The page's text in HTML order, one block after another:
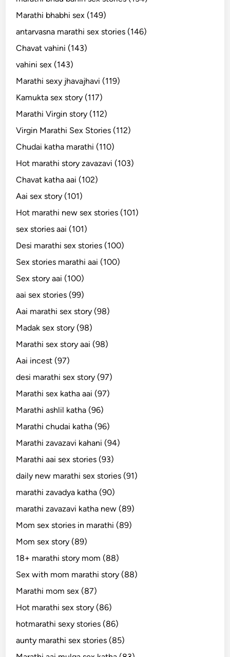
Marathi bhabhi sex (149)
antarvasna marathi sex stories (146)
Chavat vahini (143)
vahini sex (143)
Marathi sexy jhavajhavi (119)
Kamukta sex story (117)
Marathi Virgin story (112)
Virgin Marathi Sex Stories (112)
Chudai katha marathi (110)
Hot marathi story zavazavi (103)
Chavat katha aai (102)
Aai sex story (101)
Hot marathi new sex stories (101)
sex stories aai (101)
Desi marathi sex stories (100)
Sex stories marathi aai (100)
Sex story aai (100)
aai sex stories (99)
Aai marathi sex story (98)
Madak sex story (98)
Marathi sex story aai (98)
Aai incest (97)
desi marathi sex story (97)
Marathi sex katha aai (97)
Marathi ashlil katha (96)
Marathi chudai katha (96)
Marathi zavazavi kahani (94)
Marathi aai sex stories (93)
daily new marathi sex stories (91)
marathi zavadya katha (90)
marathi zavazavi katha new (89)
Mom sex stories in marathi (89)
Mom sex story (89)
18+ marathi story mom (88)
Sex with mom marathi story (88)
Marathi mom sex (87)
Hot marathi sex story (86)
hotmarathi sexy stories (86)
aunty marathi sex stories (85)